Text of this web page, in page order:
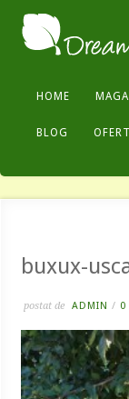
HOME
BLOG
buxux-
postat de ADMIN /